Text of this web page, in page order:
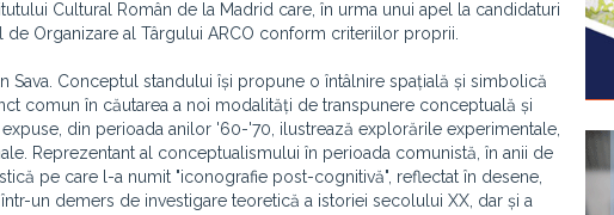
Cultural Român de la Madrid care, în urma unui apel la candidaturi
Organizare al Târgului ARCO conform criteriilor proprii.
Sava. Conceptul standului își propune o întâlnire spațială și simbolică
comun în căutarea a noi modalități de transpunere conceptuală și
din perioada anilor '60-'70, ilustrează explorările experimentale,
Reprezentant al conceptualismului în perioada comunistă, în anii de
pe care l-a numit "iconografie post-cognitivă", reflectat în desene,
într-un demers de investigare teoretică a istoriei secolului XX, dar și a